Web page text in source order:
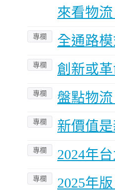
來看物
專欄 全通路
專欄 創新或
專欄 盤點物
專欄 新價值
專欄 2024年
專欄 2025年